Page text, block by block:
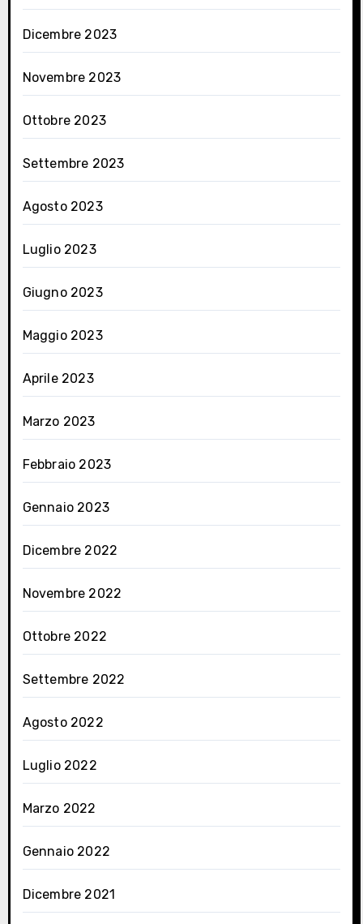
Dicembre 2023
Novembre 2023
Ottobre 2023
Settembre 2023
Agosto 2023
Luglio 2023
Giugno 2023
Maggio 2023
Aprile 2023
Marzo 2023
Febbraio 2023
Gennaio 2023
Dicembre 2022
Novembre 2022
Ottobre 2022
Settembre 2022
Agosto 2022
Luglio 2022
Marzo 2022
Gennaio 2022
Dicembre 2021